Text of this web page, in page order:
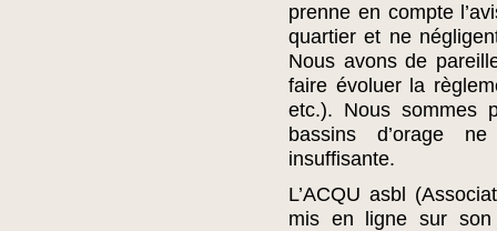
prenne en compte
quartier et ne
Nous avons de
faire évoluer la
etc.). Nous sommes
bassins d’orage
insuffisante.
L’ACQU asbl
mis en ligne sur